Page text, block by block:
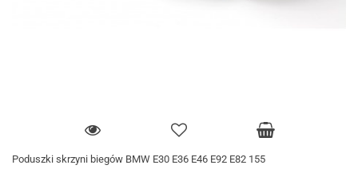
Poduszki skrzyni biegów BMW E30 E36 E46 E92 E82 155